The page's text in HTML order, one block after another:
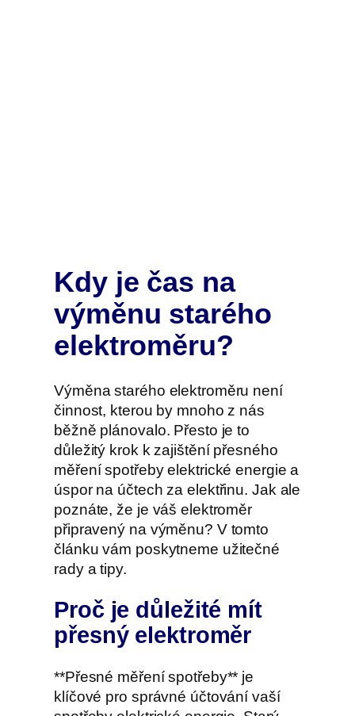
Kdy je čas na
výměnu starého
elektroměru?
Výměna starého elektroměru není
činnost, kterou by mnoho z nás
běžně plánovalo. Přesto je to
důležitý krok k zajištění přesného
měření spotřeby elektrické energie a
úspor na účtech za elektřinu. Jak ale
poznáte, že je váš elektroměr
připravený na výměnu? V tomto
článku vám poskytneme užitečné
rady a tipy.
Proč je důležité mít
přesný elektroměr
**Přesné měření spotřeby** je
klíčové pro správné účtování vaší